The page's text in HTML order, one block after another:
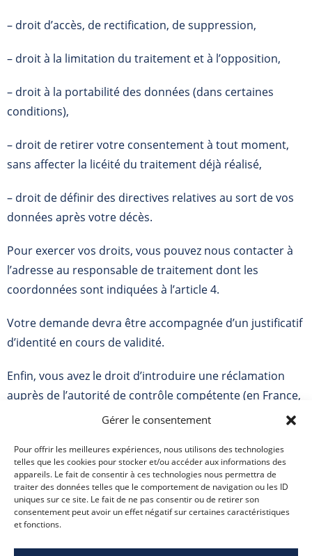
Gérer le consentement
Pour offrir les meilleures expériences, nous utilisons des technologies
telles que les cookies pour stocker et/ou accéder aux informations des
appareils. Le fait de consentir à ces technologies nous permettra de
traiter des données telles que le comportement de navigation ou les ID
uniques sur ce site. Le fait de ne pas consentir ou de retirer son
consentement peut avoir un effet négatif sur certaines caractéristiques
et fonctions.
– droit d’accès, de rectification, de suppression,
– droit à la limitation du traitement et à l’opposition,
– droit à la portabilité des données (dans certaines
conditions),
– droit de retirer votre consentement à tout moment,
sans affecter la licéité du traitement déjà réalisé,
– droit de définir des directives relatives au sort de vos
données après votre décès.
Pour exercer vos droits, vous pouvez nous contacter à
l’adresse au responsable de traitement dont les
coordonnées sont indiquées à l’article 4.
Votre demande devra être accompagnée d’un justificatif
d’identité en cours de validité.
Enfin, vous avez le droit d’introduire une réclamation
auprès de l’autorité de contrôle compétente (en France,
la CNIL : https://www.cnil.fr/fr/webform/adresser-une-